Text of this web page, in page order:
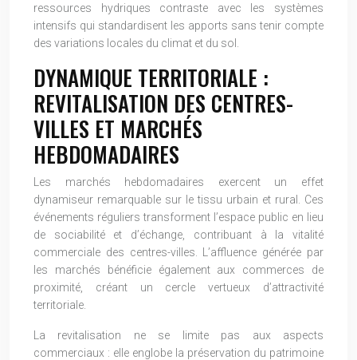
ressources hydriques contraste avec les systèmes
intensifs qui standardisent les apports sans tenir compte
des variations locales du climat et du sol.
DYNAMIQUE TERRITORIALE :
REVITALISATION DES CENTRES-
VILLES ET MARCHÉS
HEBDOMADAIRES
Les marchés hebdomadaires exercent un effet
dynamiseur remarquable sur le tissu urbain et rural. Ces
événements réguliers transforment l’espace public en lieu
de sociabilité et d’échange, contribuant à la vitalité
commerciale des centres-villes. L’affluence générée par
les marchés bénéficie également aux commerces de
proximité, créant un cercle vertueux d’attractivité
territoriale.
La revitalisation ne se limite pas aux aspects
commerciaux : elle englobe la préservation du patrimoine